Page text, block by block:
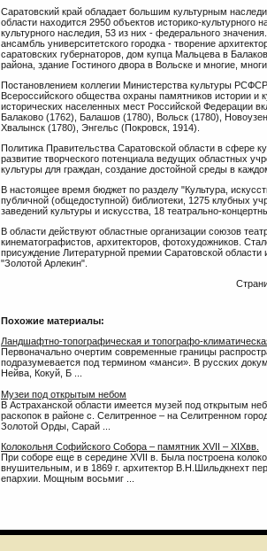
Саратовский край обладает большим культурным
области находится 2950 объектов историко-культурного
культурного наследия, 53 из них - федерального
ансамбль университетского городка - творение
саратовских губернаторов, дом купца Мальцева в
района, здание Гостиного двора в Вольске и многие,
Постановлением коллегии Министерства культуры
Всероссийского общества охраны памятников истории
исторических населенных мест Российской Федерации
Балаково (1762), Балашов (1780), Вольск (1780),
Хвалынск (1780), Энгельс (Покровск, 1914).
Политика Правительства Саратовской области в сфере
развитие творческого потенциала ведущих областных
культуры для граждан, создание достойной среды в
В настоящее время бюджет по разделу "Культура,
публичной (общедоступной) библиотеки, 1275 клубных
заведений культуры и искусства, 18 театрально-
В области действуют областные организации союзов
кинематографистов, архитекторов, фотохудожников.
присуждение Литературной премии Саратовской
"Золотой Арлекин".
Похожие материалы:
Ландшафтно-топографическая и топографо-
Первоначально очертим современные границы
подразумевается под термином «манси». В русских
Нейва, Кокуй, Б ...
Музеи под открытым небом
В Астраханской области имеется музей под открытым
раскопок в районе с. Селитренное – на Селитренном
Золотой Орды, Сарай ...
Колокольня Софийского Собора – памятник XVII – XIXвв.
При соборе еще в середине XVII в. Была построена
внушительным, и в 1869 г. архитектор В.Н.Шильдкнехт
епархии. Мощным восьмиг ...